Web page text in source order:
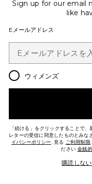
BERKELEY ローファー
G.H.BASS
$150
Sign up for our email
like
Eメールアドレス
ウィメンズ
「続ける」をクリックすることで
レターの受信に同意したものとみな
イバシーポリシー. 見る ご利用制限
ださい金銭
購読しな